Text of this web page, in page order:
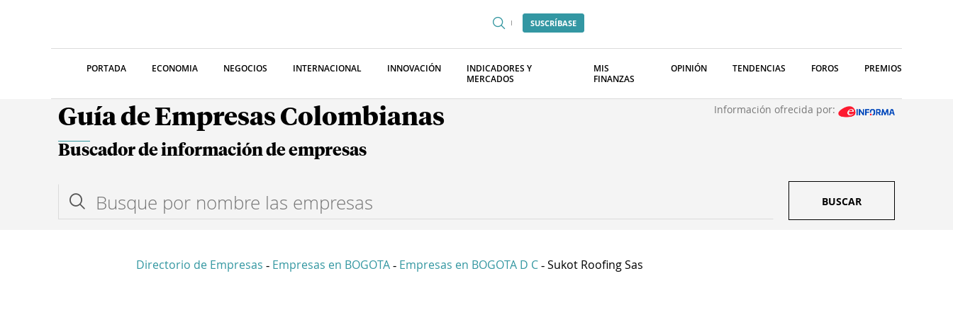
SUSCRÍBASE
PORTADA ECONOMIA NEGOCIOS INTERNACIONAL INNOVACIÓN
INDICADORES Y
MERCADOS
MIS
FINANZAS
OPINIÓN TENDENCIAS FOROS PREMIOS
Guía de Empresas Colombianas Información ofrecida por:
Buscador de información de empresas
BUSCAR
Directorio de Empresas - Empresas en BOGOTA - Empresas en BOGOTA D C - Sukot Roofing Sas